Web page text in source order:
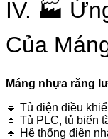
IV. 🏭
Của
Máng nhựa răng
🔹 Tủ điện điều
🔹 Tủ PLC, tủ biến
🔹 Hệ thống điện